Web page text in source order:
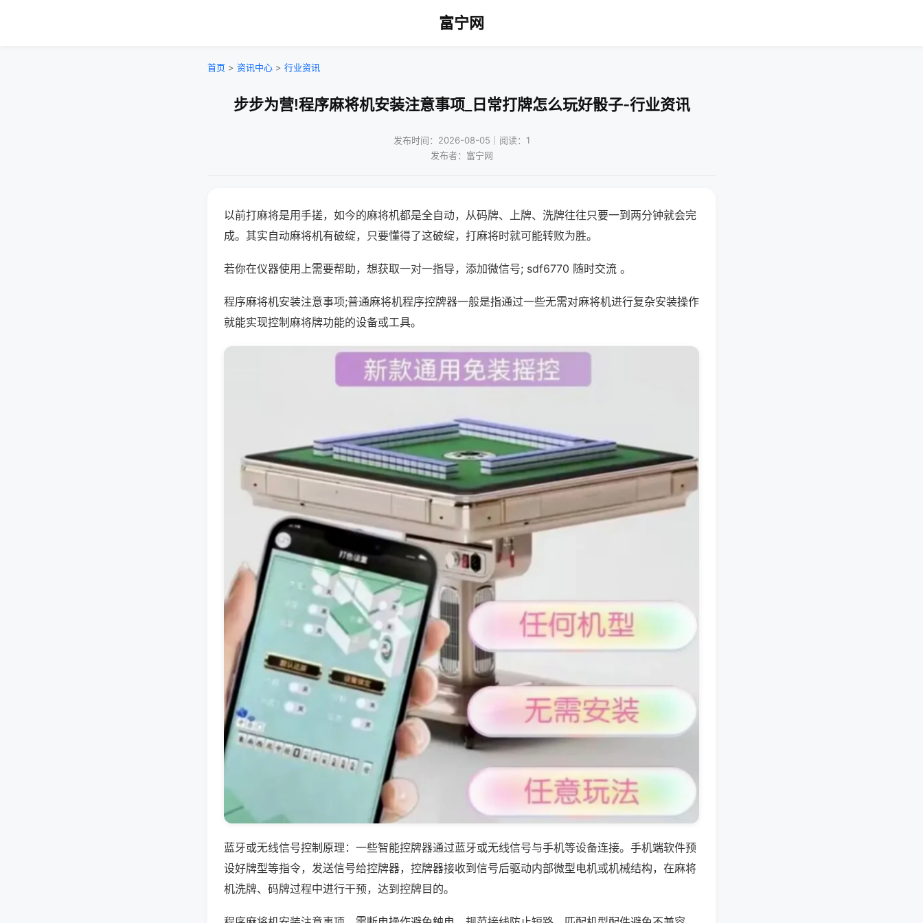
富宁网
首页 > 资讯中心 > 行业资讯
步步为营!程序麻将机安装注意事项_日常打牌怎么玩好骰子-行业资讯
发布时间：2026-08-05｜阅读：1
发布者：富宁网
以前打麻将是用手搓，如今的麻将机都是全自动，从码牌、上牌、洗牌往往只要一到两分钟就会完
成。其实自动麻将机有破绽，只要懂得了这破绽，打麻将时就可能转败为胜。
若你在仪器使用上需要帮助，想获取一对一指导，添加微信号; sdf6770 随时交流 。
程序麻将机安装注意事项;普通麻将机程序控牌器一般是指通过一些无需对麻将机进行复杂安装操作
就能实现控制麻将牌功能的设备或工具。
蓝牙或无线信号控制原理：一些智能控牌器通过蓝牙或无线信号与手机等设备连接。手机端软件预
设好牌型等指令，发送信号给控牌器，控牌器接收到信号后驱动内部微型电机或机械结构，在麻将
机洗牌、码牌过程中进行干预，达到控牌目的。